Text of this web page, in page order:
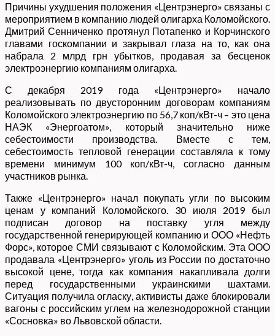
Причины ухудшения положения «Центрэнерго» связаны с
мероприятием в компанию людей олигарха Коломойского.
Дмитрий Сенниченко протянул Потапенко и Корчинского
главами госкомпании и закрывал глаза на то, как она
набрала 2 млрд грн убытков, продавая за бесценок
электроэнергию компаниям олигарха.
С декабря 2019 года «Центрэнерго» начало
реализовывать по двусторонним договорам компаниям
Коломойского электроэнергию по 56,7 коп/кВт-ч – это цена
НАЭК «Энергоатом», который значительно ниже
себестоимости производства. Вместе с тем,
себестоимость тепловой генерации составляла к тому
времени минимум 100 коп/кВт-ч, согласно данным
участников рынка.
Также «Центрэнерго» начал покупать угли по высоким
ценам у компаний Коломойского. 30 июля 2019 был
подписан договор на поставку угля между
государственной генерирующей компанию и ООО «Нефть
Форс», которое СМИ связывают с Коломойским. Эта ООО
продавала «Центрэнерго» уголь из России по достаточно
высокой цене, тогда как компания накапливала долги
перед государственными украинскими шахтами.
Ситуация получила огласку, активисты даже блокировали
вагоны с российским углем на железнодорожной станции
«Сосновка» во Львовской области.